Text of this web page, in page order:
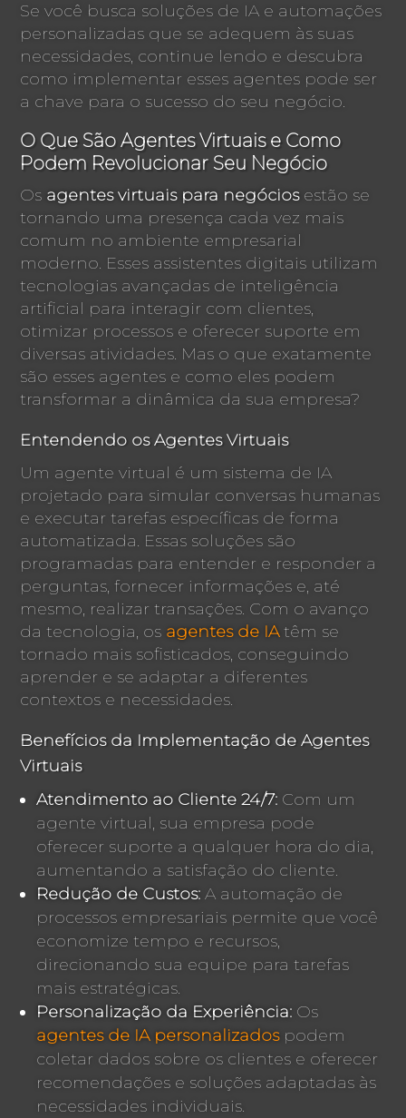
Se você busca soluções de IA e automações
personalizadas que se adequem às suas
necessidades, continue lendo e descubra
como implementar esses agentes pode ser
a chave para o sucesso do seu negócio.
O Que São Agentes Virtuais e Como
Podem Revolucionar Seu Negócio
Os agentes virtuais para negóciosestão se
tornando uma presença cada vez mais
comum no ambiente empresarial
moderno. Esses assistentes digitais utilizam
tecnologias avançadas de inteligência
artificial para interagir com clientes,
otimizar processos e oferecer suporte em
diversas atividades. Mas o que exatamente
são esses agentes e como eles podem
transformar a dinâmica da sua empresa?
Entendendo os Agentes Virtuais
Um agente virtual é um sistema de IA
projetado para simular conversas humanas
e executar tarefas específicas de forma
automatizada. Essas soluções são
programadas para entender e responder a
perguntas, fornecer informações e, até
mesmo, realizar transações. Com o avanço
da tecnologia, os agentes de IAtêm se
tornado mais sofisticados, conseguindo
aprender e se adaptar a diferentes
contextos e necessidades.
Benefícios da Implementação de Agentes
Virtuais
Atendimento ao Cliente 24/7: Com um
agente virtual, sua empresa pode
oferecer suporte a qualquer hora do dia,
aumentando a satisfação do cliente.
Redução de Custos: A automação de
processos empresariais permite que você
economize tempo e recursos,
direcionando sua equipe para tarefas
mais estratégicas.
Personalização da Experiência: Os
agentes de IA personalizadospodem
coletar dados sobre os clientes e oferecer
recomendações e soluções adaptadas às
necessidades individuais.